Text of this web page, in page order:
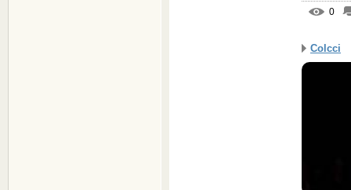
0
Colcci